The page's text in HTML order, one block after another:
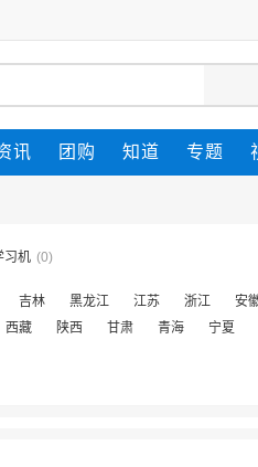
讯 团购 知道 专题
习机 (0)
吉林 黑龙江 江苏 浙江 安
西藏 陕西 甘肃 青海 宁夏